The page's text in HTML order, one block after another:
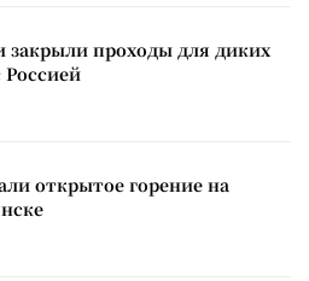
проходы для диких
открытое горение на